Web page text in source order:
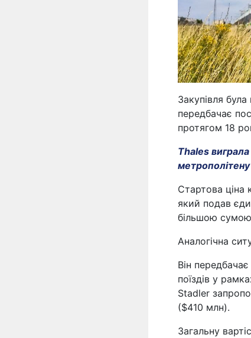
Закупівля
передбачає
протягом 18
Thales
Стартова ціна
який подав
більшою
Аналогічна
Він
поїздів у
Stadler
($410 млн).
Загальну